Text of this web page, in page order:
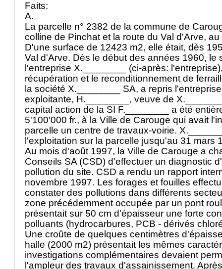
Faits:
A.
La parcelle n° 2382 de la commune de
colline de Pinchat et la route du Val d'Arve, au
D'une surface de 12423 m2, elle était, dès
Val d'Arve. Dès le début des années 1960, le
l'entreprise X.________ (ci-après:
récupération et le reconditionnement de
la société X.________ SA, a repris
exploitante, H.________, veuve de
capital action de la SI F.________ a été
5'100'000 fr., à la Ville de Carouge qui avait
parcelle un centre de travaux-voirie.
l'exploitation sur la parcelle jusqu'au 31 mars
Au mois d'août 1997, la Ville de Carouge a
Conseils SA (CSD) d'effectuer un diagnostic
pollution du site. CSD a rendu un rapport
novembre 1997. Les forages et fouilles
constater des pollutions dans différents
zone précédemment occupée par un pont
présentait sur 50 cm d'épaisseur une forte
polluants (hydrocarbures, PCB - dérivés
Une croûte de quelques centimètres
halle (2000 m2) présentait les mêmes
investigations complémentaires devaient
l'ampleur des travaux d'assainissement.